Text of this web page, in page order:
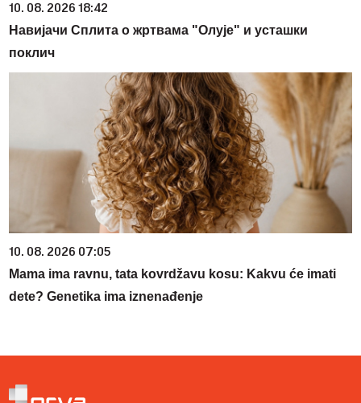
10. 08. 2026 18:42
Навијачи Сплита о жртвама "Олује" и усташки
поклич
10. 08. 2026 07:05
Mama ima ravnu, tata kovrdžavu kosu: Kakvu će imati
dete? Genetika ima iznenađenje